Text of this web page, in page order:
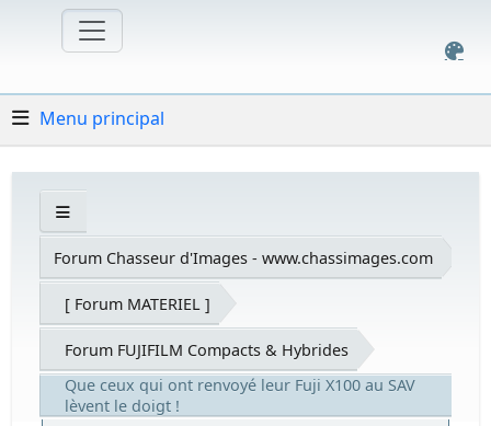
Menu principal
Forum Chasseur d'Images - www.chassimages.com
[ Forum MATERIEL ]
Forum FUJIFILM Compacts & Hybrides
Que ceux qui ont renvoyé leur Fuji X100 au SAV
lèvent le doigt !